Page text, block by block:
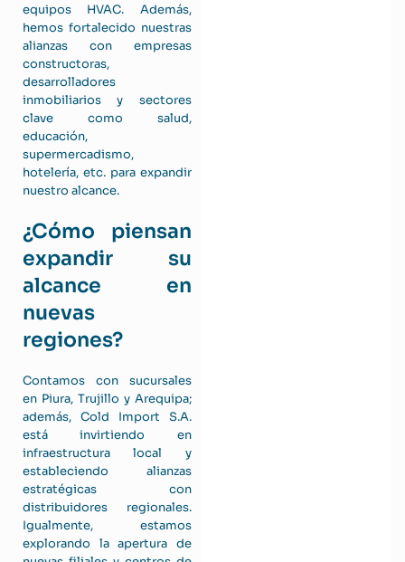
equipos HVAC. Además,
hemos fortalecido nuestras
alianzas con empresas
constructoras,
desarrolladores
inmobiliarios y sectores
clave como salud,
educación,
supermercadismo,
hotelería, etc. para expandir
nuestro alcance.
¿Cómo piensan
expandir su
alcance en
nuevas
regiones?
Contamos con sucursales
en Piura, Trujillo y Arequipa;
además, Cold Import S.A.
está invirtiendo en
infraestructura local y
estableciendo alianzas
estratégicas con
distribuidores regionales.
Igualmente, estamos
explorando la apertura de